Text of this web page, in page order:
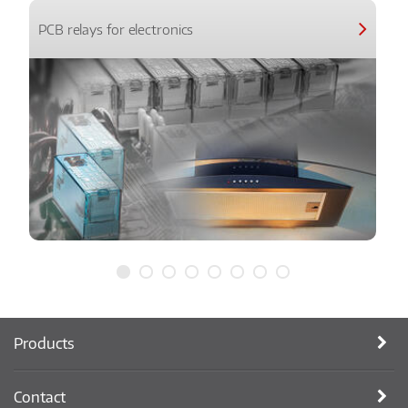
PCB relays for electronics
Products
Contact